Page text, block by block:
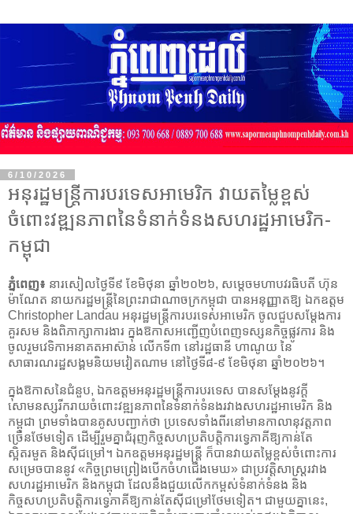
6/10/2026
អនុរដ្ឋមន្ត្រីការបរទេសអាមេរិក វាយតម្លៃខ្ពស់
ចំពោះវឌ្ឍនភាពនៃទំនាក់ទំនងសហរដ្ឋអាមេរិក-
កម្ពុជា
ភ្នំពេញ៖ នារសៀលថ្ងៃទី៩ ខែមិថុនា ឆ្នាំ២០២៦, សម្តេចមហាបវរធិបតី ហ៊ុន
ម៉ាណែត នាយករដ្ឋមន្ត្រីនៃព្រះរាជាណាចក្រកម្ពុជា បានអនុញ្ញាតឱ្យ ឯកឧត្តម
Christopher Landau អនុរដ្ឋមន្ត្រីការបរទេសអាមេរិក ចូលជួបសម្ដែងការ
គួរសម និងពិភាក្សាការងារ ក្នុងឱកាសអញ្ជើញបំពេញទស្សនកិច្ចផ្លូវការ និង
ចូលរួមវេទិកាអនាគតអាស៊ាន លើកទី៣ នៅរដ្ឋធានី ហាណូយ នៃ
សាធារណរដ្ឋសង្គមនិយមវៀតណាម នៅថ្ងៃទី៨-៩ ខែមិថុនា ឆ្នាំ២០២៦។
ក្នុងឱកាសនៃជំនួប, ឯកឧត្ដមអនុរដ្ឋមន្ត្រីការបរទេស បានសម្ដែងនូវក្ដី
សោមនស្សរីករាយចំពោះវឌ្ឍនភាពនៃទំនាក់ទំនងរវាងសហរដ្ឋអាមេរិក និង
កម្ពុជា ព្រមទាំងបានគូសបញ្ជាក់ថា ប្រទេសទាំងពីរនៅមានកាលានុវត្តភាព
ច្រើនថែមទៀត ដើម្បីរួមគ្នាជំរុញកិច្ចសហប្រតិបត្តិការទ្វេភាគីឱ្យកាន់តែ
ស្អិតរមួត និងស៊ីជម្រៅ។ ឯកឧត្តមអនុរដ្ឋមន្ត្រី ក៏បានវាយតម្លៃខ្ពស់ចំពោះការ
សម្រេចបាននូវ «កិច្ចព្រមព្រៀងបើកចំហជើងមេឃ» ជាប្រវត្តិសាស្ត្ររវាង
សហរដ្ឋអាមេរិក និងកម្ពុជា ដែលនឹងជួយលើកកម្ពស់ទំនាក់ទំនង និង
កិច្ចសហប្រតិបត្តិការទ្វេភាគីឱ្យកាន់តែស៊ីជម្រៅថែមទៀត។ ជាមួយគ្នានេះ,